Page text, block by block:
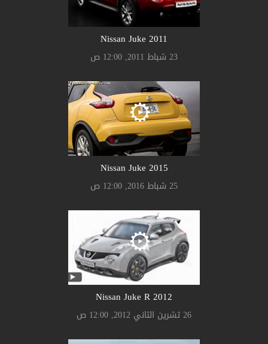
Nissan Juke 2011
23 شباط 2011, 12:00 ص
Nissan Juke 2015
25 شباط 2016, 12:00 ص
Nissan Juke R 2012
26 تشرين الثاني 2012, 12:00 ص